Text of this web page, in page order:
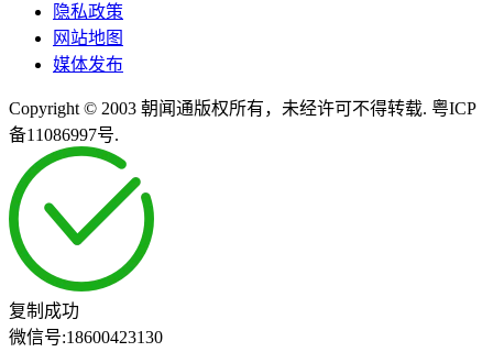
隐私政策
网站地图
媒体发布
Copyright © 2003 朝闻通版权所有，未经许可不得转载. 粤ICP
备11086997号.
复制成功
微信号:18600423130